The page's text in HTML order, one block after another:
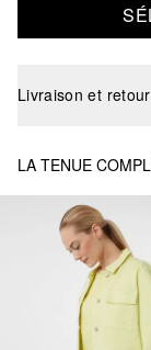
Livraison et retour
LA TENUE